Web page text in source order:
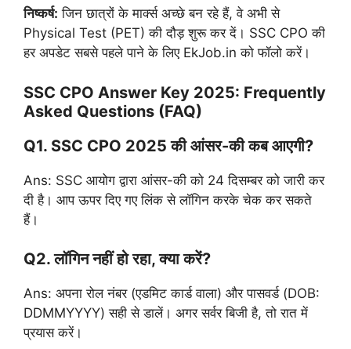
निष्कर्ष: जिन छात्रों के मार्क्स अच्छे बन रहे हैं, वे अभी से
Physical Test (PET) की दौड़ शुरू कर दें। SSC CPO की
हर अपडेट सबसे पहले पाने के लिए EkJob.in को फॉलो करें।
SSC CPO Answer Key 2025: Frequently
Asked Questions (FAQ)
Q1. SSC CPO 2025 की आंसर-की कब आएगी?
Ans: SSC आयोग द्वारा आंसर-की को 24 दिसम्बर को जारी कर
दी है। आप ऊपर दिए गए लिंक से लॉगिन करके चेक कर सकते
हैं।
Q2. लॉगिन नहीं हो रहा, क्या करें?
Ans: अपना रोल नंबर (एडमिट कार्ड वाला) और पासवर्ड (DOB:
DDMMYYYY) सही से डालें। अगर सर्वर बिजी है, तो रात में
प्रयास करें।